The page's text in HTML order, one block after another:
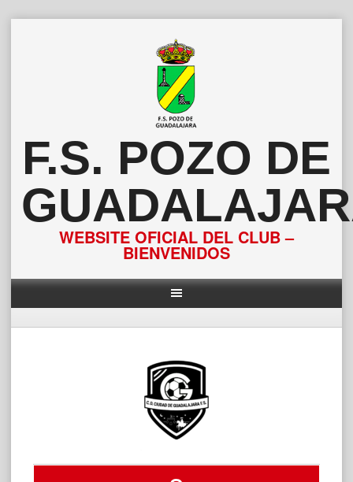
F.S. POZO DE
WEBSITE OFICIAL DEL CLUB –
BIENVENIDOS